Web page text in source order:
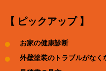
【 ピックアップ 】
お家の健康診断
外壁塗装のトラブルがなく